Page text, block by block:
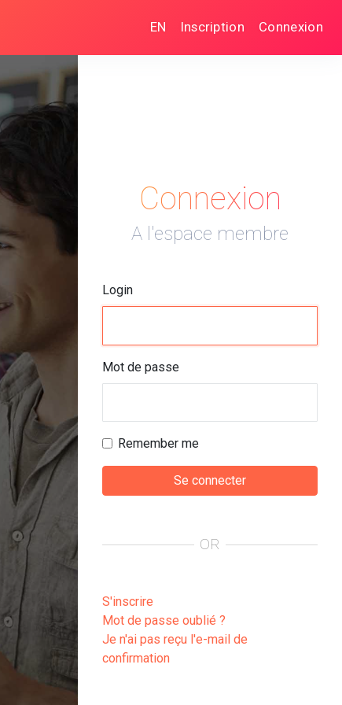
EN Inscription Connexion
Connexion
A l'espace membre
Login
Mot de passe
Remember me
OR
S'inscrire
Mot de passe oublié ?
Je n'ai pas reçu l'e-mail de
confirmation